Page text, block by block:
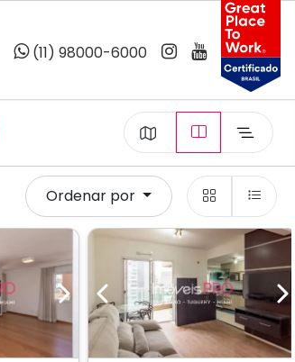
(11) 98000-6000
Ordenar por
Next Previous